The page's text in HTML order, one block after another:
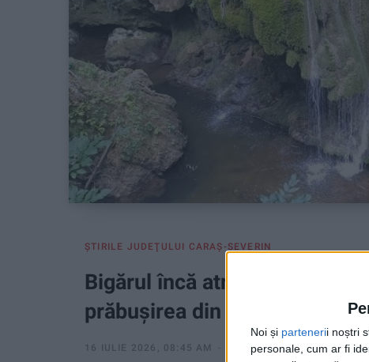
Noi și partenerii noștri
personale, cum ar fi
ŞTIRILE JUDEŢULUI CARAŞ-SEVERIN
Bigărul încă atrage turiști,
prăbușirea din 2021!
16 IULIE 2026, 08:45 AM 4 MINUTE DE CITIRE